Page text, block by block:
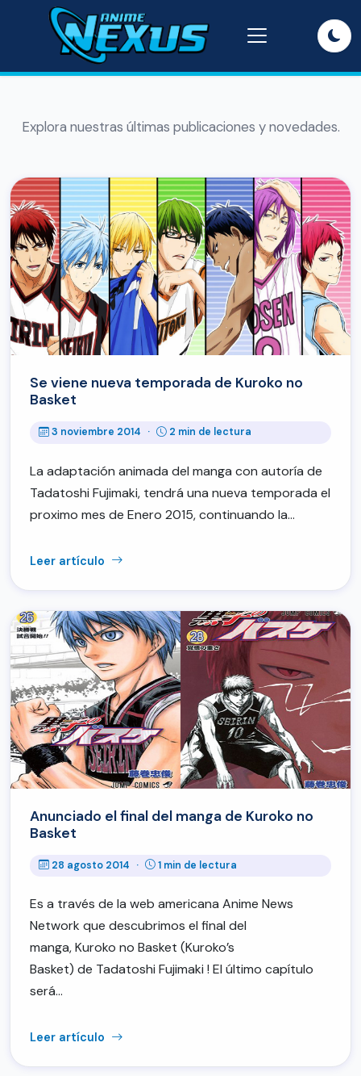
Explora nuestras últimas publicaciones y novedades.
Se viene nueva temporada de Kuroko no
Basket
3 noviembre 2014 · 2 min de lectura
La adaptación animada del manga con autoría de
Tadatoshi Fujimaki, tendrá una nueva temporada el
proximo mes de Enero 2015, continuando la…
Leer artículo
Anunciado el final del manga de Kuroko no
Basket
28 agosto 2014 · 1 min de lectura
Es a través de la web americana Anime News
Network que descubrimos el final del
manga, Kuroko no Basket (Kuroko’s
Basket) de Tadatoshi Fujimaki ! El último capítulo
será…
Leer artículo